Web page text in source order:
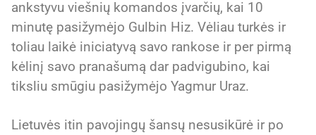
ankstyvu viešnių komandos įvarčių, kai 10
minutę pasižymėjo Gulbin Hiz. Vėliau turkės ir
toliau laikė iniciatyvą savo rankose ir per pirmą
kėlinį savo pranašumą dar padvigubino, kai
tiksliu smūgiu pasižymėjo Yagmur Uraz.
Lietuvės itin pavojingų šansų nesusikūrė ir po